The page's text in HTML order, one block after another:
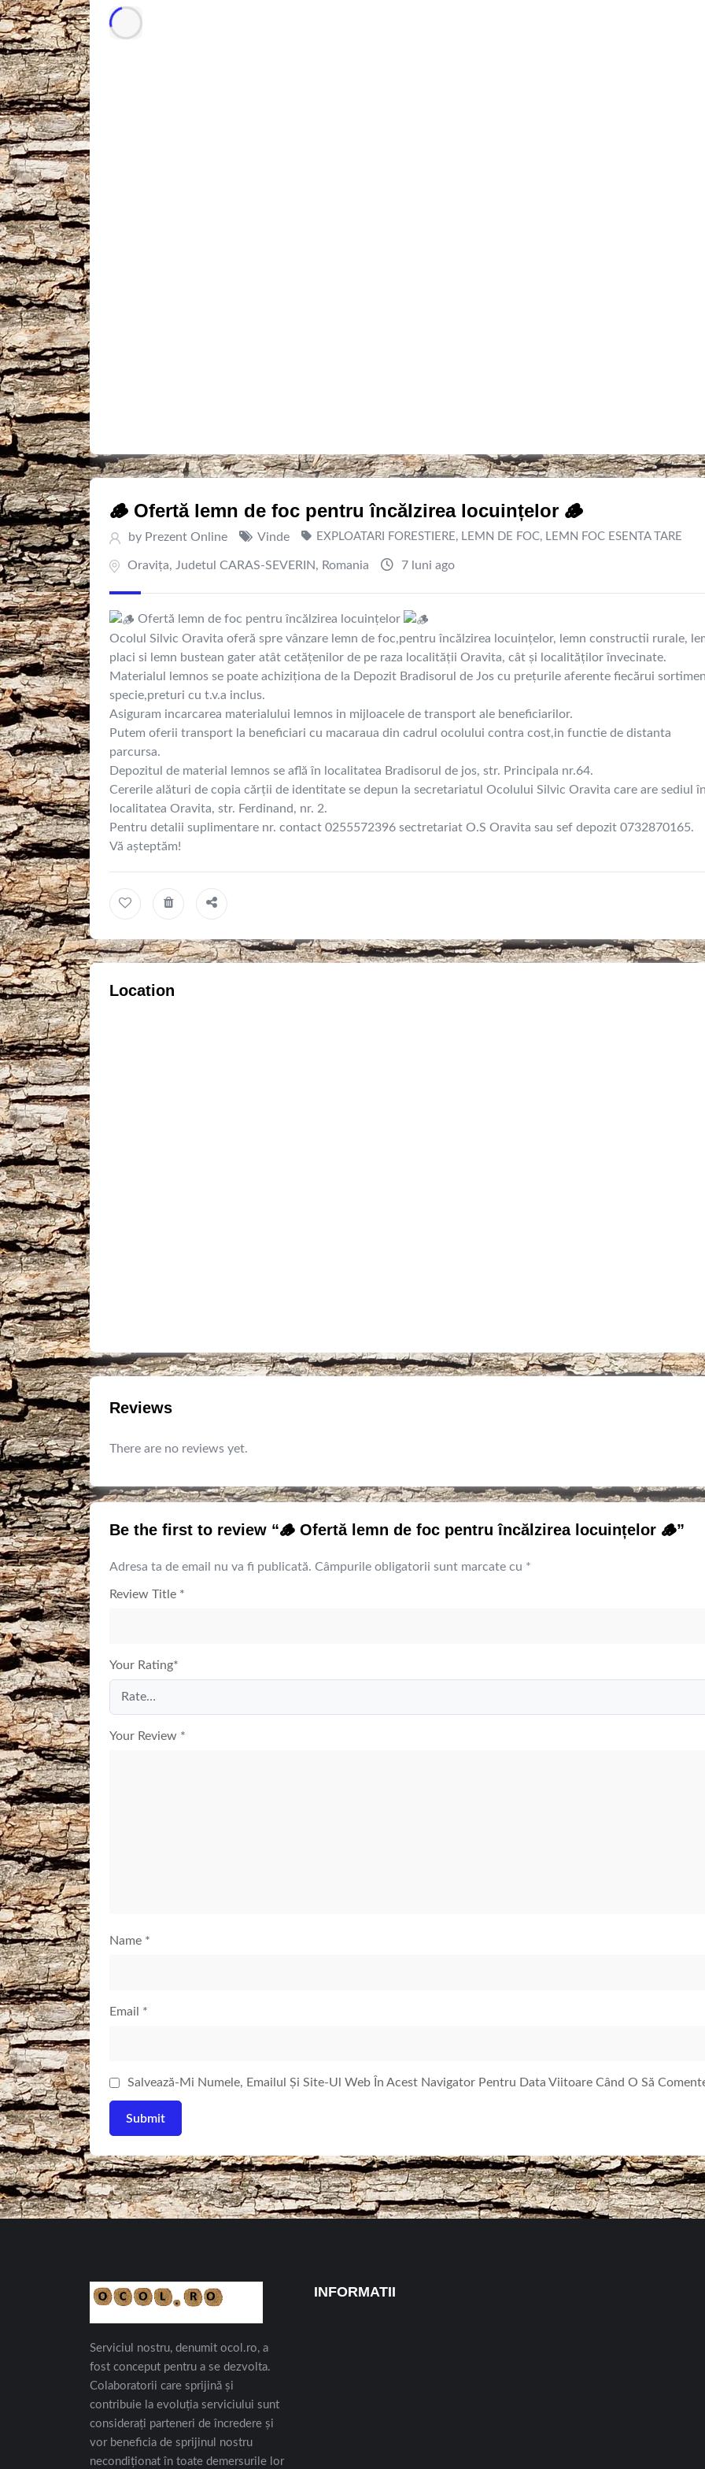
🪵 Ofertă lemn de foc pentru încălzirea locuințelor 🪵
by Prezent Online Vinde EXPLOATARI FORESTIERE, LEMN DE FOC, LEMN FOC ESENTA TARE
Oraviţa, Judetul CARAS-SEVERIN, Romania 7 luni ago
Ofertă lemn de foc pentru încălzirea locuințelor
Ocolul Silvic Oravita oferă spre vânzare lemn de foc,pentru încălzirea locuințelor, lemn constructii rurale,
placi si lemn bustean gater atât cetățenilor de pe raza localității Oravita, cât și localităților învecinate.
Materialul lemnos se poate achiziționa de la Depozit Bradisorul de Jos cu prețurile aferente fiecărui
specie,preturi cu t.v.a inclus.
Asiguram incarcarea materialului lemnos in mijloacele de transport ale beneficiarilor.
Putem oferii transport la beneficiari cu macaraua din cadrul ocolului contra cost,in functie de distanta
parcursa.
Depozitul de material lemnos se află în localitatea Bradisorul de jos, str. Principala nr.64.
Cererile alături de copia cărții de identitate se depun la secretariatul Ocolului Silvic Oravita care are sediul
localitatea Oravita, str. Ferdinand, nr. 2.
Pentru detalii suplimentare nr. contact 0255572396 sectretariat O.S Oravita sau sef depozit 0732870165.
Vă așteptăm!
Location
Reviews
There are no reviews yet.
Be the first to review “🪵 Ofertă lemn de foc pentru încălzirea locuințelor 🪵”
Adresa ta de email nu va fi publicată. Câmpurile obligatorii sunt marcate cu *
Review Title *
Your Rating*
Your Review *
Name *
Email *
Salvează-Mi Numele, Emailul Și Site-Ul Web În Acest Navigator Pentru Data Viitoare Când O Să
Serviciul nostru, denumit ocol.ro, a
fost conceput pentru a se dezvolta.
Colaboratorii care sprijină și
contribuie la evoluția serviciului sunt
considerați parteneri de încredere și
vor beneficia de sprijinul nostru
necondiționat în toate demersurile lor
INFORMATII